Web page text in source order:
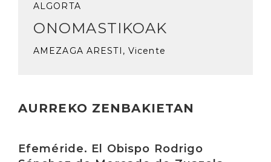
ALGORTA
ONOMASTIKOAK
AMEZAGA ARESTI, Vicente
AURREKO ZENBAKIETAN
Efeméride. El Obispo Rodrigo